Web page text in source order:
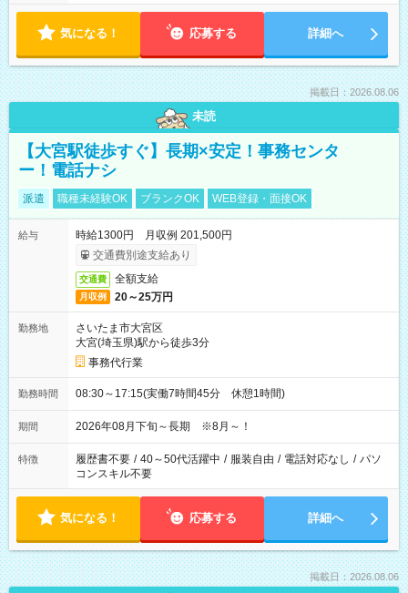
気になる！ 応募する 詳細へ
掲載日：2026.08.06
未読
【大宮駅徒歩すぐ】長期×安定！事務センタ
ー！電話ナシ
派遣 職種未経験OK ブランクOK WEB登録・面接OK
給与
時給1300円 月収例 201,500円
交通費別途支給あり
交通費 全額支給
月収例 20～25万円
勤務地
さいたま市大宮区
大宮(埼玉県)駅から徒歩3分
事務代行業
勤務時間 08:30～17:15(実働7時間45分 休憩1時間)
期間 2026年08月下旬～長期 ※8月～！
特徴 履歴書不要 / 40～50代活躍中 / 服装自由 / 電話対応なし / パソ
コンスキル不要
気になる！ 応募する 詳細へ
掲載日：2026.08.06